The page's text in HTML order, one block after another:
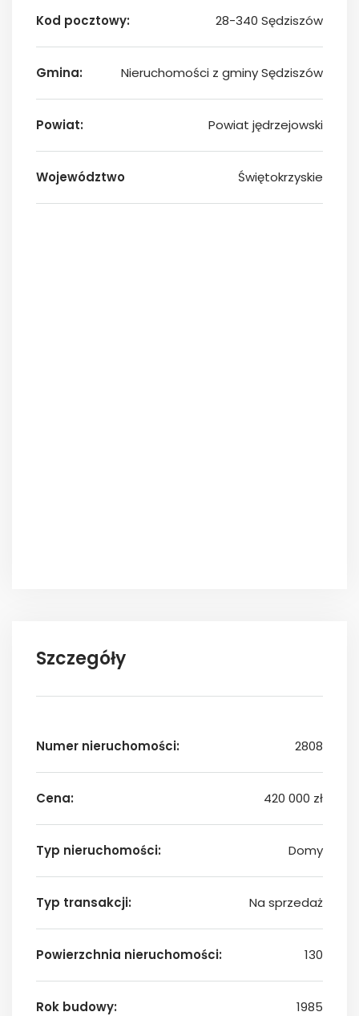
Kod pocztowy: 28-340 Sędziszów
Gmina: Nieruchomości z gminy Sędziszów
Powiat: Powiat jędrzejowski
Województwo Świętokrzyskie
Szczegóły
Numer nieruchomości: 2808
Cena: 420 000 zł
Typ nieruchomości: Domy
Typ transakcji: Na sprzedaż
Powierzchnia nieruchomości: 130
Rok budowy: 1985